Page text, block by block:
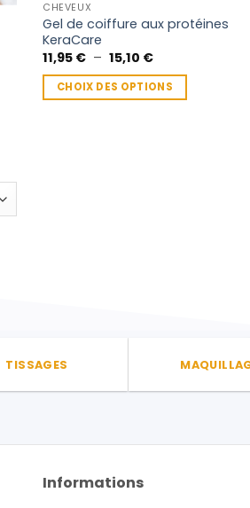
CHEVEUX
Gel de coiffure aux protéines
KeraCare
11,95 € – 15,10 €Plage
prix :
11,95 €
CHOIX DES OPTIONS
du
produit
TISSAGES
Informations